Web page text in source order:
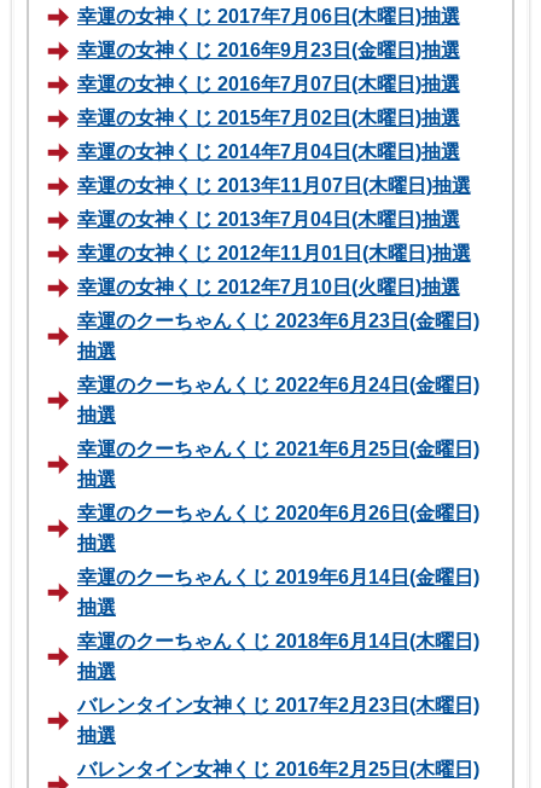
幸運の女神くじ 2017年7月06日(木曜日)抽選
幸運の女神くじ 2016年9月23日(金曜日)抽選
幸運の女神くじ 2016年7月07日(木曜日)抽選
幸運の女神くじ 2015年7月02日(木曜日)抽選
幸運の女神くじ 2014年7月04日(木曜日)抽選
幸運の女神くじ 2013年11月07日(木曜日)抽選
幸運の女神くじ 2013年7月04日(木曜日)抽選
幸運の女神くじ 2012年11月01日(木曜日)抽選
幸運の女神くじ 2012年7月10日(火曜日)抽選
幸運のクーちゃんくじ 2023年6月23日(金曜日)
抽選
幸運のクーちゃんくじ 2022年6月24日(金曜日)
抽選
幸運のクーちゃんくじ 2021年6月25日(金曜日)
抽選
幸運のクーちゃんくじ 2020年6月26日(金曜日)
抽選
幸運のクーちゃんくじ 2019年6月14日(金曜日)
抽選
幸運のクーちゃんくじ 2018年6月14日(木曜日)
抽選
バレンタイン女神くじ 2017年2月23日(木曜日)
抽選
バレンタイン女神くじ 2016年2月25日(木曜日)